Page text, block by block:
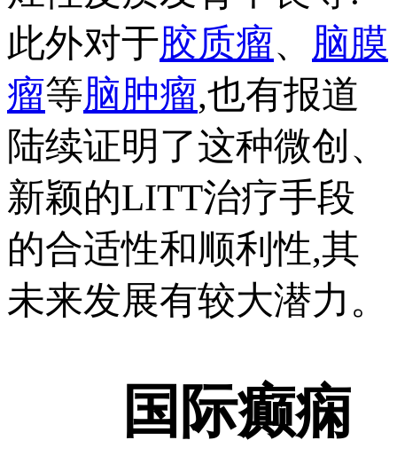
此外对于胶质瘤、 脑膜
瘤等脑肿瘤,也有报道
陆续证明了这种微创、
新颖的LITT治疗手段
的合适性和顺利性,其
未来发展有较大潜力。
国际癫痫